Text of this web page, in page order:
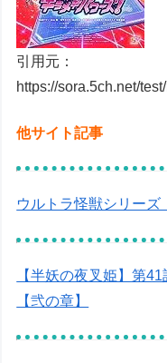
引用元：
https://sora.5ch.net/
他サイト記事
ウルトラ怪獣シリー
【半妖の夜叉姫】第
【弐の章】